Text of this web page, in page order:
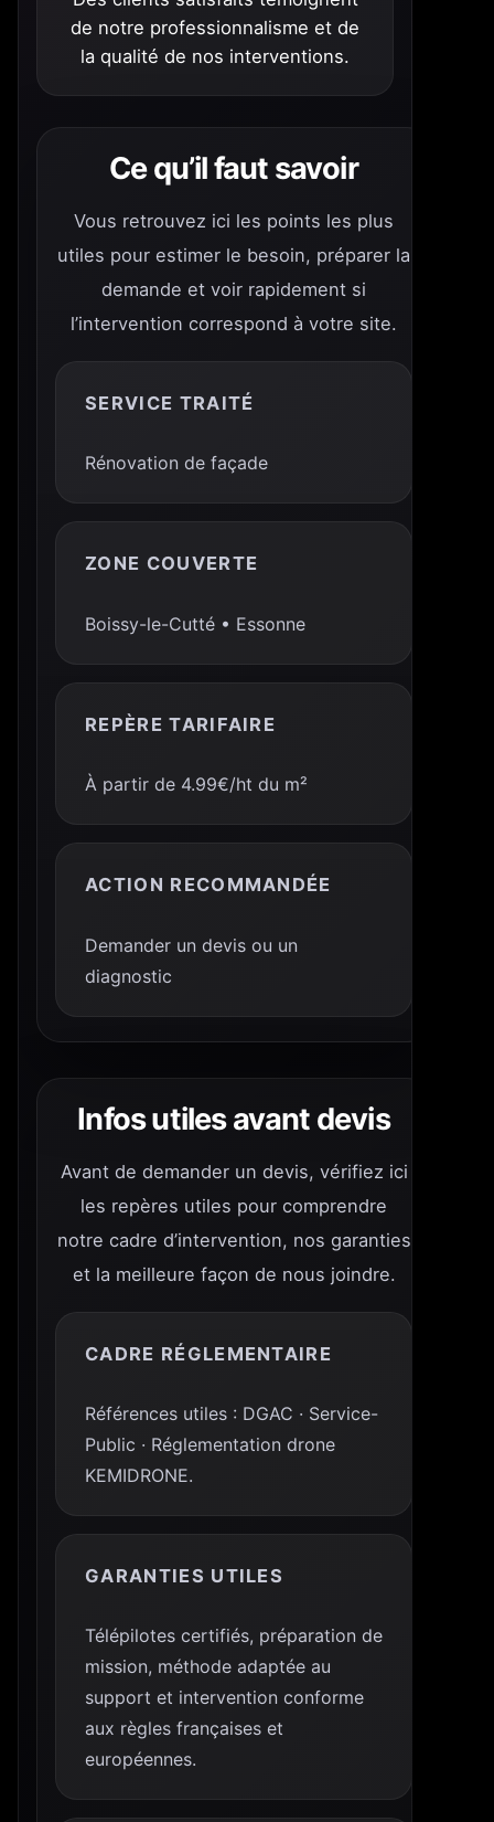
de notre professionnalisme et de
la qualité de nos interventions.
Ce qu’il faut savoir
Vous retrouvez ici les points les plus
utiles pour estimer le besoin, préparer la
demande et voir rapidement si
l’intervention correspond à votre site.
SERVICE TRAITÉ
Rénovation de façade
ZONE COUVERTE
Boissy-le-Cutté • Essonne
REPÈRE TARIFAIRE
À partir de 4.99€/ht du m²
ACTION RECOMMANDÉE
Demander un devis ou un
diagnostic
Infos utiles avant devis
Avant de demander un devis, vérifiez ici
les repères utiles pour comprendre
notre cadre d’intervention, nos garanties
et la meilleure façon de nous joindre.
CADRE RÉGLEMENTAIRE
Références utiles : DGAC · Service-
Public · Réglementation drone
KEMIDRONE.
GARANTIES UTILES
Télépilotes certifiés, préparation de
mission, méthode adaptée au
support et intervention conforme
aux règles françaises et
européennes.